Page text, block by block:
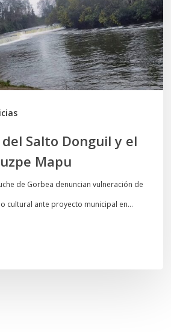
Salto Donguil y el
Mapu
de Gorbea denuncian vulneración de
cultural ante proyecto municipal en…